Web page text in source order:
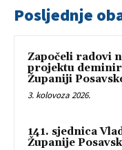
Posljednje
Započeli radovi
projektu
Županiji
3. kolovoza 2026.
141. sjednica
Županije